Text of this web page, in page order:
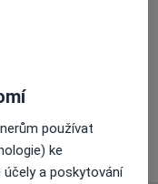
používat
ke
a poskytování